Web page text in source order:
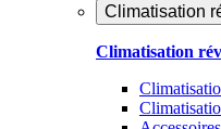
Climatisation
Climatisation